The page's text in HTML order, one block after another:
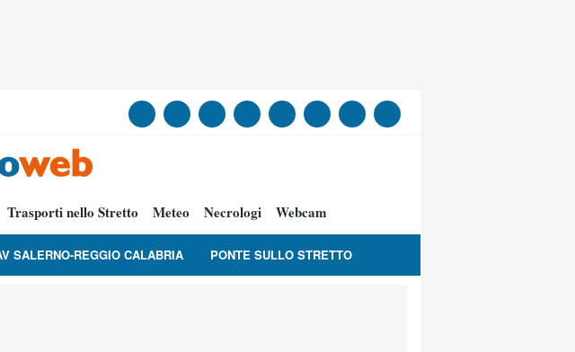
Trasporti nello Stretto Meteo Necrologi Webcam
SALERNO-REGGIO CALABRIA PONTE SULLO STRETTO